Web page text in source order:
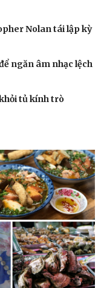
Nolan tái lập kỳ
ngăn âm nhạc lệch
tủ kính trò